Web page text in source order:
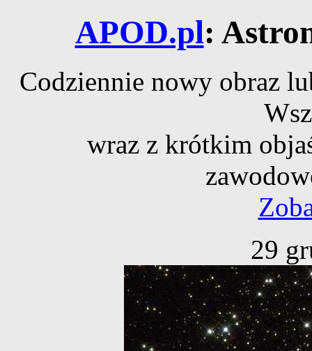
APOD.pl:
Codziennie nowy obraz
wraz z krótkim
29